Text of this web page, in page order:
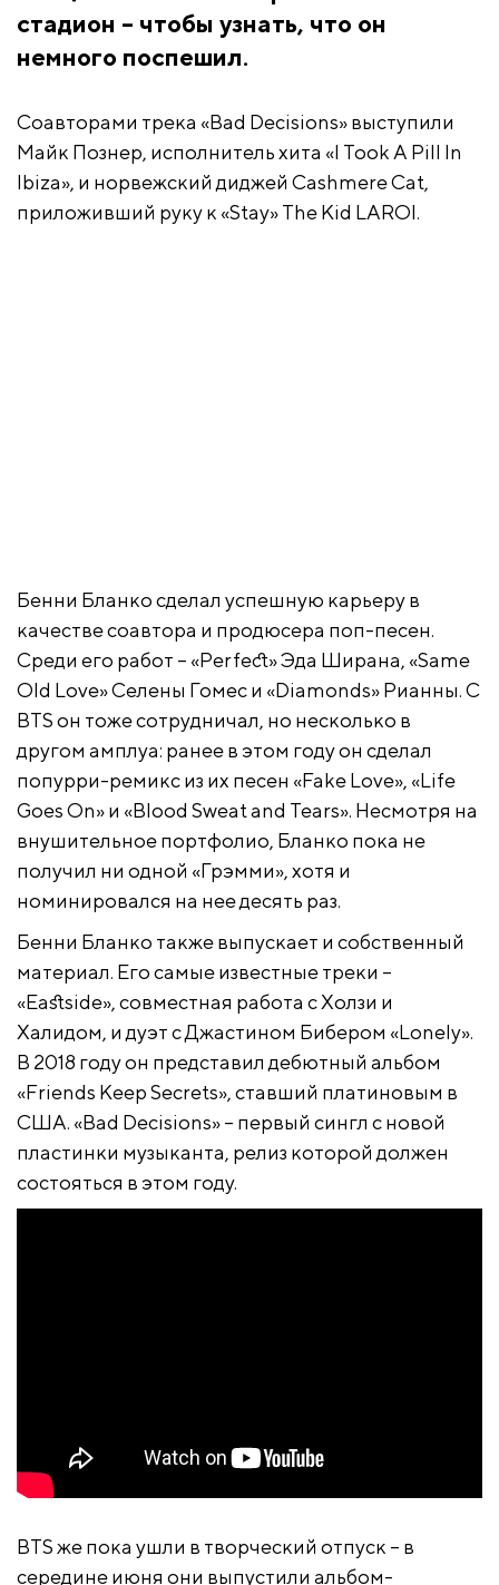
стадион – чтобы узнать, что он
немного поспешил.
Соавторами трека «Bad Decisions» выступили
Майк Познер, исполнитель хита «I Took A Pill In
Ibiza», и норвежский диджей Cashmere Cat,
приложивший руку к «Stay» The Kid LAROI.
Бенни Бланко сделал успешную карьеру в
качестве соавтора и продюсера поп-песен.
Среди его работ – «Perfect» Эда Ширана, «Same
Old Love» Селены Гомес и «Diamonds» Рианны. С
BTS он тоже сотрудничал, но несколько в
другом амплуа: ранее в этом году он сделал
попурри-ремикс из их песен «Fake Love», «Life
Goes On» и «Blood Sweat and Tears». Несмотря на
внушительное портфолио, Бланко пока не
получил ни одной «Грэмми», хотя и
номинировался на нее десять раз.
Бенни Бланко также выпускает и собственный
материал. Его самые известные треки –
«Eastside», совместная работа с Холзи и
Халидом, и дуэт с Джастином Бибером «Lonely».
В 2018 году он представил дебютный альбом
«Friends Keep Secrets», ставший платиновым в
США. «Bad Decisions» – первый сингл с новой
пластинки музыканта, релиз которой должен
состояться в этом году.
BTS же пока ушли в творческий отпуск – в
середине июня они выпустили альбом-